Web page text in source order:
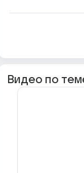
Видео по